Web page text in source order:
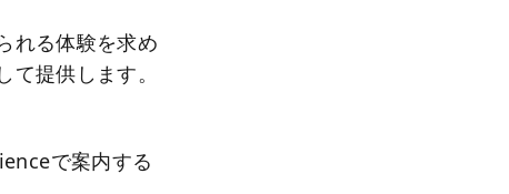
れる体験を求め
提供します。
で案内する